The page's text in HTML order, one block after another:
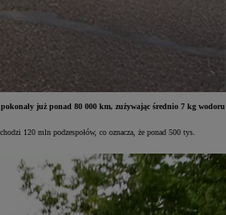
już ponad 80 000 km, zużywając średnio 7 kg wodoru
120 mln podzespołów, co oznacza, że ponad 500 tys.